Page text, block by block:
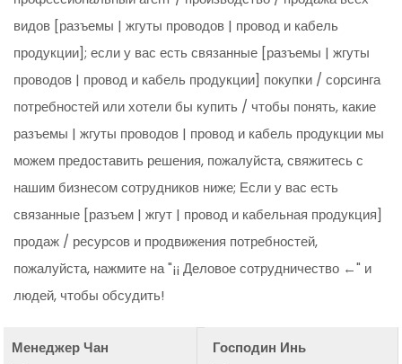
видов [разъемы | жгуты проводов | провод и кабель
продукции]; если у вас есть связанные [разъемы | жгуты
проводов | провод и кабель продукции] покупки / сорсинга
потребностей или хотели бы купить / чтобы понять, какие
разъемы | жгуты проводов | провод и кабель продукции мы
можем предоставить решения, пожалуйста, свяжитесь с
нашим бизнесом сотрудников ниже; Если у вас есть
связанные [разъем | жгут | провод и кабельная продукция]
продаж / ресурсов и продвижения потребностей,
пожалуйста, нажмите на "¡¡ Деловое сотрудничество ←" и
людей, чтобы обсудить!
Менеджер Чан
Господин Инь